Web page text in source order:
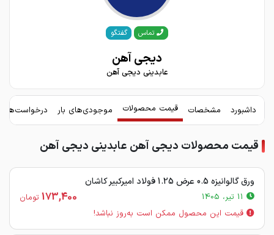
تماس گفتگو
دیجی آهن
عابدینی دیجی آهن
داشبورد مشخصات قیمت محصولات موجودی‌های بار
قیمت محصولات دیجی آهن عابدینی دیجی آهن
ورق گالوانیزه 0.5 عرض 1.25 فولاد امیرکبیر کاشان
173,400 تومان
قیمت این محصول ممکن است به‌روز نباشد!